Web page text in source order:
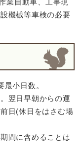
業自動車、工事現
機械等車検の必要
小日数。
翌日早朝からの運
日(休日をはさむ場
間に含めることは